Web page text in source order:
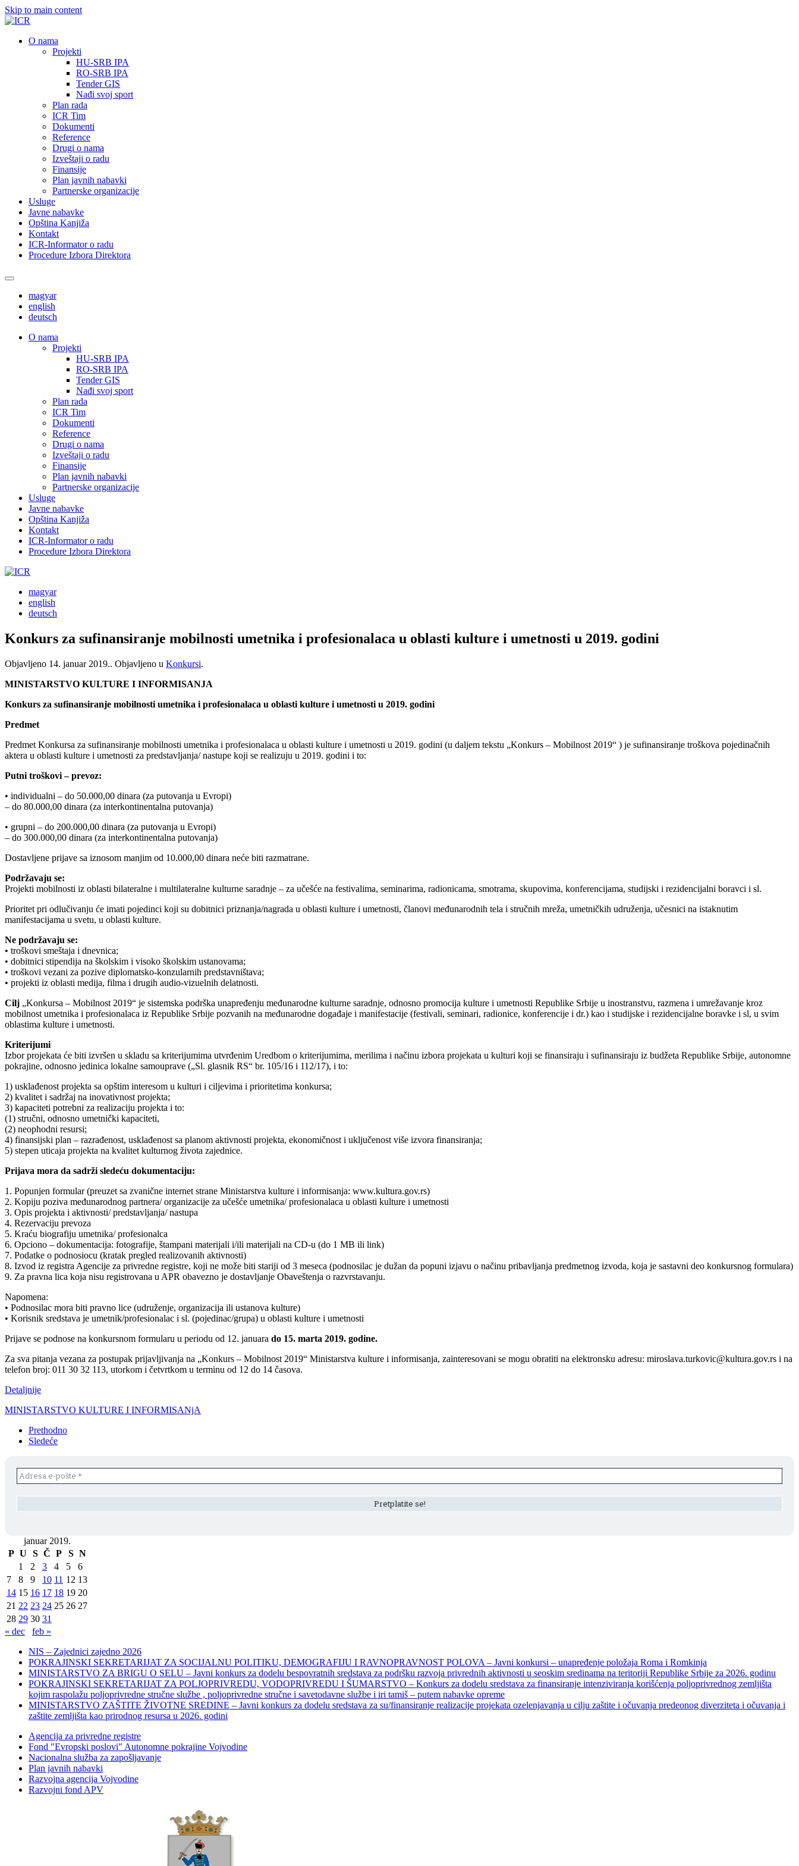
Skip to main content
О nama
Projekti
HU-SRB IPA
RO-SRB IPA
Tender GIS
Nađi svoj sport
Plan rada
ICR Tim
Dokumenti
Reference
Drugi o nama
Izveštaji o radu
Finansije
Plan javnih nabavki
Partnerske organizacije
Usluge
Javne nabavke
Opština Kanjiža
Kontakt
ICR-Informator o radu
Procedure Izbora Direktora
magyar
english
deutsch
О nama
Projekti
HU-SRB IPA
RO-SRB IPA
Tender GIS
Nađi svoj sport
Plan rada
ICR Tim
Dokumenti
Reference
Drugi o nama
Izveštaji o radu
Finansije
Plan javnih nabavki
Partnerske organizacije
Usluge
Javne nabavke
Opština Kanjiža
Kontakt
ICR-Informator o radu
Procedure Izbora Direktora
magyar
english
deutsch
Konkurs za sufinansiranje mobilnosti umetnika i profesionalaca u oblasti kulture i umetnosti u 2019. godini
Objavljeno 14. januar 2019.. Objavljeno u Konkursi.
MINISTARSTVO KULTURE I INFORMISANJA
Konkurs za sufinansiranje mobilnosti umetnika i profesionalaca u oblasti kulture i umetnosti u 2019. godini
Predmet
Predmet Konkursa za sufinansiranje mobilnosti umetnika i profesionalaca u oblasti kulture i umetnosti u 2019. godini (u daljem tekstu „Konkurs – Mobilnost 2019“ ) je sufinansiranje troškova pojedinačnih
aktera u oblasti kulture i umetnosti za predstavljanja/ nastupe koji se realizuju u 2019. godini i to:
Putni troškovi – prevoz:
• individualni – do 50.000,00 dinara (za putovanja u Evropi)
– do 80.000,00 dinara (za interkontinentalna putovanja)
• grupni – do 200.000,00 dinara (za putovanja u Evropi)
– do 300.000,00 dinara (za interkontinentalna putovanja)
Dostavljene prijave sa iznosom manjim od 10.000,00 dinara neće biti razmatrane.
Podržavaju se:
Projekti mobilnosti iz oblasti bilateralne i multilateralne kulturne saradnje – za učešće na festivalima, seminarima, radionicama, smotrama, skupovima, konferencijama, studijski i rezidencijalni boravci i sl.
Prioritet pri odlučivanju će imati pojedinci koji su dobitnici priznanja/nagrada u oblasti kulture i umetnosti, članovi međunarodnih tela i stručnih mreža, umetničkih udruženja, učesnici na istaknutim
manifestacijama u svetu, u oblasti kulture.
Ne podržavaju se:
• troškovi smeštaja i dnevnica;
• dobitnici stipendija na školskim i visoko školskim ustanovama;
• troškovi vezani za pozive diplomatsko-konzularnih predstavništava;
• projekti iz oblasti medija, filma i drugih audio-vizuelnih delatnosti.
Cilj „Konkursa – Mobilnost 2019“ je sistemska podrška unapređenju međunarodne kulturne saradnje, odnosno promocija kulture i umetnosti Republike Srbije u inostranstvu, razmena i umrežavanje kroz
mobilnost umetnika i profesionalaca iz Republike Srbije pozvanih na međunarodne događaje i manifestacije (festivali, seminari, radionice, konferencije i dr.) kao i studijske i rezidencijalne boravke i sl, u svim
oblastima kulture i umetnosti.
Kriterijumi
Izbor projekata će biti izvršen u skladu sa kriterijumima utvrđenim Uredbom o kriterijumima, merilima i načinu izbora projekata u kulturi koji se finansiraju i sufinansiraju iz budžeta Republike Srbije, autonomne
pokrajine, odnosno jedinica lokalne samouprave („Sl. glasnik RS“ br. 105/16 i 112/17), i to:
1) usklađenost projekta sa opštim interesom u kulturi i ciljevima i prioritetima konkursa;
2) kvalitet i sadržaj na inovativnost projekta;
3) kapaciteti potrebni za realizaciju projekta i to:
(1) stručni, odnosno umetnički kapaciteti,
(2) neophodni resursi;
4) finansijski plan – razrađenost, usklađenost sa planom aktivnosti projekta, ekonomičnost i uključenost više izvora finansiranja;
5) stepen uticaja projekta na kvalitet kulturnog života zajednice.
Prijava mora da sadrži sledeću dokumentaciju:
1. Popunjen formular (preuzet sa zvanične internet strane Ministarstva kulture i informisanja: www.kultura.gov.rs)
2. Kopiju poziva međunarodnog partnera/ organizacije za učešće umetnika/ profesionalaca u oblasti kulture i umetnosti
3. Opis projekta i aktivnosti/ predstavljanja/ nastupa
4. Rezervaciju prevoza
5. Kraću biografiju umetnika/ profesionalca
6. Opciono – dokumentacija: fotografije, štampani materijali i/ili materijali na CD-u (do 1 MB ili link)
7. Podatke o podnosiocu (kratak pregled realizovanih aktivnosti)
8. Izvod iz registra Agencije za privredne registre, koji ne može biti stariji od 3 meseca (podnosilac je dužan da popuni izjavu o načinu pribavljanja predmetnog izvoda, koja je sastavni deo konkursnog formulara)
9. Za pravna lica koja nisu registrovana u APR obavezno je dostavljanje Obaveštenja o razvrstavanju.
Napomena:
• Podnosilac mora biti pravno lice (udruženje, organizacija ili ustanova kulture)
• Korisnik sredstava je umetnik/profesionalac i sl. (pojedinac/grupa) u oblasti kulture i umetnosti
Prijave se podnose na konkursnom formularu u periodu od 12. januara do 15. marta 2019. godine.
Za sva pitanja vezana za postupak prijavljivanja na „Konkurs – Mobilnost 2019“ Ministarstva kulture i informisanja, zainteresovani se mogu obratiti na elektronsku adresu: miroslava.turkovic@kultura.gov.rs i na
telefon broj: 011 30 32 113, utorkom i četvrtkom u terminu od 12 do 14 časova.
Detaljnije
MINISTARSTVO KULTURE I INFORMISANjA
Prethodno
Sledeće
januar 2019.
P U S Č P S N
1
2 3 4 5
6
7
8 9 10 11 12 13
14 15 16 17 18 19 20
21 22 23 24 25 26 27
28 29 30 31
« dec
feb »
NIS – Zajednici zajedno 2026
POKRAJINSKI SEKRETARIJAT ZA SOCIJALNU POLITIKU, DEMOGRAFIJU I RAVNOPRAVNOST POLOVA – Javni konkursi – unapređenje položaja Roma i Romkinja
MINISTARSTVO ZA BRIGU O SELU – Javni konkurs za dodelu bespovratnih sredstava za podršku razvoja privrednih aktivnosti u seoskim sredinama na teritoriji Republike Srbije za 2026. godinu
POKRAJINSKI SEKRETARIJAT ZA POLJOPRIVREDU, VODOPRIVREDU I ŠUMARSTVO – Konkurs za dodelu sredstava za finansiranje intenziviranja korišćenja poljoprivrednog zemljišta
kojim raspolažu poljoprivredne stručne službe , poljoprivredne stručne i savetodavne službe i iri tamiš ‒ putem nabavke opreme
MINISTARSTVO ZAŠTITE ŽIVOTNE SREDINE – Javni konkurs za dodelu sredstava za su/finansiranje realizacije projekata ozelenjavanja u cilju zaštite i očuvanja predeonog diverziteta i očuvanja i
zaštite zemljišta kao prirodnog resursa u 2026. godini
Agencija za privredne registre
Fond "Evropski poslovi" Autonomne pokrajine Vojvodine
Nacionalna služba za zapošljavanje
Plan javnih nabavki
Razvojna agencija Vojvodine
Razvojni fond APV